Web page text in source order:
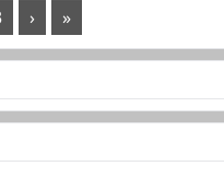
nó lại xuất phát từ cái thằng
…
› »